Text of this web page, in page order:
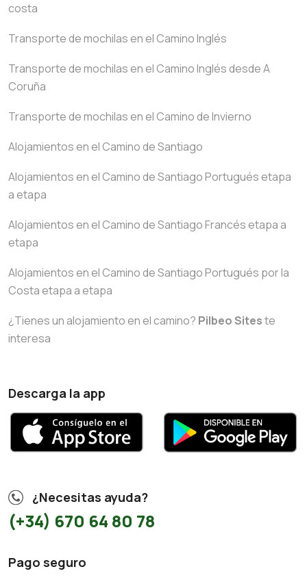
costa
Transporte de mochilas en el Camino Inglés
Transporte de mochilas en el Camino Inglés desde A
Coruña
Transporte de mochilas en el Camino de Invierno
Alojamientos en el Camino de Santiago
Alojamientos en el Camino de Santiago Portugués etapa
a etapa
Alojamientos en el Camino de Santiago Francés etapa a
etapa
Alojamientos en el Camino de Santiago Portugués por la
Costa etapa a etapa
¿Tienes un alojamiento en el camino? Pilbeo Siteste
interesa
Descarga la app
¿Necesitas ayuda?
(+34) 670 64 80 78
Pago seguro